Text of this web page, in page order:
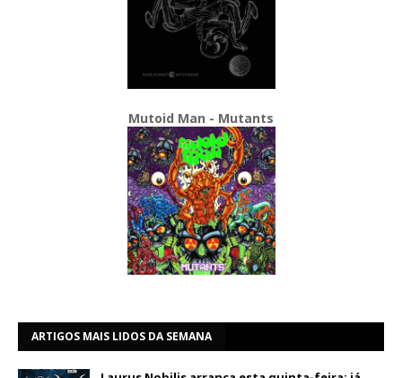
Mutoid Man - Mutants
ARTIGOS MAIS LIDOS DA SEMANA